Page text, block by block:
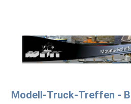
Modell-Truck-Treffen -